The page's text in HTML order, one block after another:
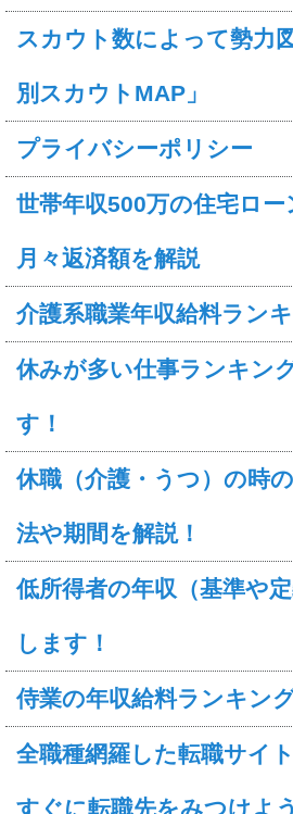
スカウト数によって勢力
別スカウトMAP」
プライバシーポリシー
世帯年収500万の住宅ロー
月々返済額を解説
介護系職業年収給料ラン
休みが多い仕事ランキン
す！
休職（介護・うつ）の時
法や期間を解説！
低所得者の年収（基準や
します！
侍業の年収給料ランキン
全職種網羅した転職サイ
すぐに転職先をみつけよ